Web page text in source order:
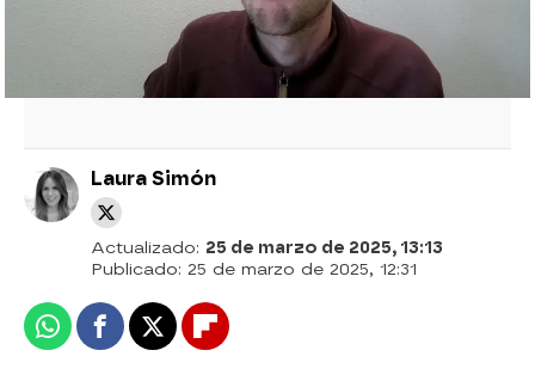
Laura Simón
Actualizado: 25 de marzo de 2025, 13:13
Publicado: 25 de marzo de 2025, 12:31
WhatsappFacebook
X Flipboard